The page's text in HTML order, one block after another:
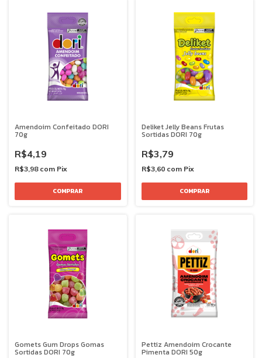
Amendoim Confeitado DORI
70g
R$4,19
R$3,98 com Pix
Deliket Jelly Beans Frutas
Sortidas DORI 70g
R$3,79
R$3,60 com Pix
Gomets Gum Drops Gomas
Sortidas DORI 70g
Pettiz Amendoim Crocante
Pimenta DORI 50g